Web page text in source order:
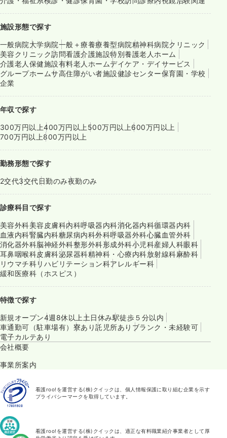
施設形態で探す
一般病院大学病院一般＋療養療養型病院精神科病院クリニック
美容クリニック訪問看護介護施設特別養護老人ホーム
介護老人保健施設有料老人ホームデイケア・デイサービス
グループホームサ高住障がい者施設健診センター保育園・学校
企業
年収で探す
300万円以上400万円以上 500万円以上600万円以上
700万円以上800万円以上
勤務形態で探す
2交代3交代日勤のみ夜勤のみ
診療科目で探す
美容外科美容皮膚科内科呼吸器内科消化器内科循環器内科
血液内科腎臓内科糖尿病内科外科呼吸器外科心臓血管外科
消化器外科脳神経外科整形外科形成外科小児科産婦人科眼科
耳鼻咽喉科皮膚科泌尿器科精神科・心療内科放射線科麻酔科
リウマチ科リハビリテーション科アレルギー科
緩和医療科（ホスピス）
特徴で探す
新規オープン4週8休以上 土日休み駅徒歩５分以内
車通勤可（駐車場有） 寮あり託児所あり ブランク・未経験可
電子カルテあり
会社概要
事業所案内
看護roo!を運営する(株)クイックは、個人情報保護に取り組む企業を示す
プライバシーマークを取得しています。
看護roo!を運営する(株)クイックは、適正な有料職業紹介事業者として厚